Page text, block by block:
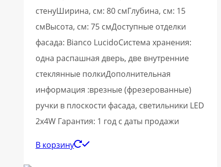
стенуШирина, см: 80 смГлубина, см: 15
смВысота, см: 75 смДоступные отделки
фасада: Bianco LucidoСистема хранения:
одна распашная дверь, две внутренние
стеклянные полкиДополнительная
информация :врезные (фрезерованные)
ручки в плоскости фасада, светильники LED
2x4W Гарантия: 1 год с даты продажи
В корзину